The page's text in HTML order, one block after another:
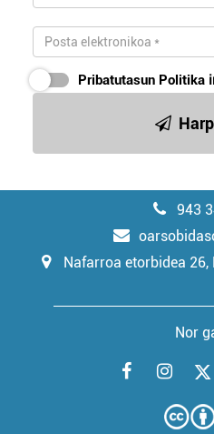
Pribatutasun Politika
943
Nafarroa etorbidea
Nor